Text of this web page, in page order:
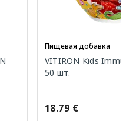
Пищевая добавка
VITIRON Kids
50 шт.
18.79 €